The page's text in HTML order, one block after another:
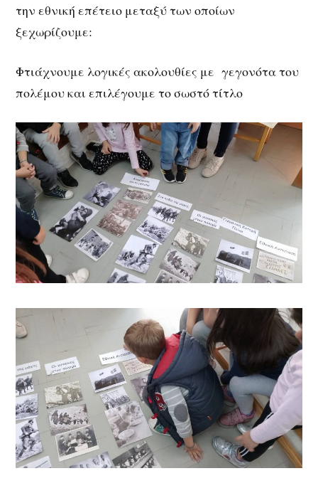
την εθνική επέτειο μεταξύ των οποίων
ξεχωρίζουμε:
Φτιάχνουμε λογικές ακολουθίες με γεγονότα του
πολέμου και επιλέγουμε το σωστό τίτλο